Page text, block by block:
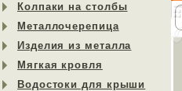
Колпаки на столбы
Металлочерепица
Изделия из металла
Мягкая кровля
Водостоки для крыши